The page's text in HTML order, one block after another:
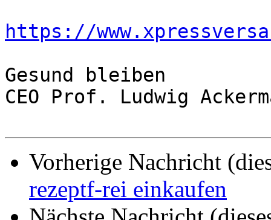
https://
Gesund bleiben
CEO Prof. Ludwig
Vorherige Nachricht
rezeptf-rei einkaufen